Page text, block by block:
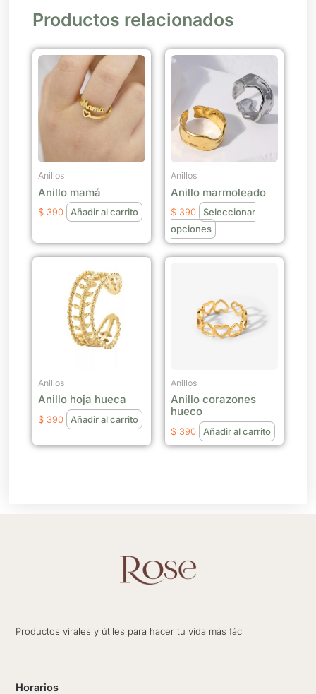
Productos relacionados
Anillos
Anillo mamá
$ 390 Añadir al carrito
Anillos
Anillo marmoleado
$ 390
Seleccionar
opciones
Este
producto
tiene
múltiples
variantes.
Las
pueden
elegir
en
la
página
Anillos
Anillo hoja hueca
$ 390 Añadir al carrito
Anillos
Anillo corazones
hueco
$ 390 Añadir al carrito
Productos virales y útiles para hacer tu vida más fácil
Horarios